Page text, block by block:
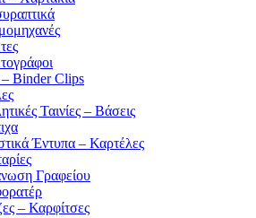
Binder Clips
Ταινίες – Βάσεις
Έντυπα – Καρτέλες
Γραφείου
– Καρφίτσες